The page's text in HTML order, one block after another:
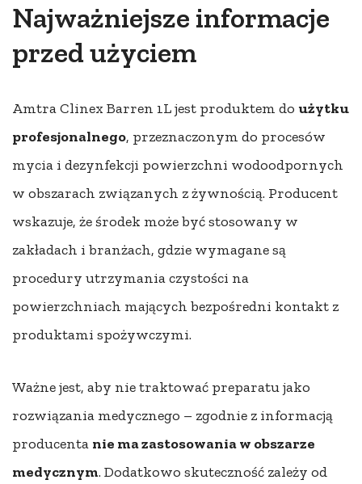
Najważniejsze informacje
przed użyciem
Amtra Clinex Barren 1L jest produktem do użytku
profesjonalnego, przeznaczonym do procesów
mycia i dezynfekcji powierzchni wodoodpornych
w obszarach związanych z żywnością. Producent
wskazuje, że środek może być stosowany w
zakładach i branżach, gdzie wymagane są
procedury utrzymania czystości na
powierzchniach mających bezpośredni kontakt z
produktami spożywczymi.
Ważne jest, aby nie traktować preparatu jako
rozwiązania medycznego – zgodnie z informacją
producenta nie ma zastosowania w obszarze
medycznym. Dodatkowo skuteczność zależy od